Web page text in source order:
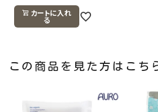
カートに入れ
る
この商品を見た方はこち